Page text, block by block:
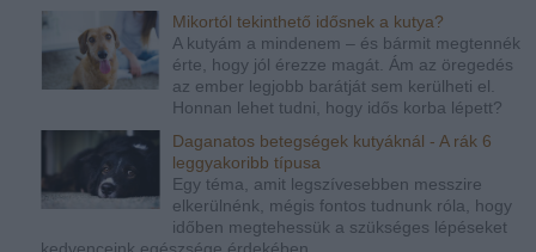
Mikortól tekinthető idősnek a kutya?
A kutyám a mindenem – és bármit megtennék
érte, hogy jól érezze magát. Ám az öregedés
az ember legjobb barátját sem kerülheti el.
Honnan lehet tudni, hogy idős korba lépett?
Daganatos betegségek kutyáknál - A rák 6
leggyakoribb típusa
Egy téma, amit legszívesebben messzire
elkerülnénk, mégis fontos tudnunk róla, hogy
időben megtehessük a szükséges lépéseket